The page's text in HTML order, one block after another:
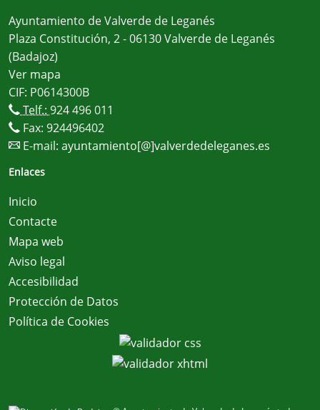
Ayuntamiento de Valverde de Leganés
Plaza Constitución, 2 - 06130 Valverde de Leganés
(Badajoz)
Ver mapa
CIF: P0614300B
Telf.: 924 496 011
Fax: 924496402
E-mail: ayuntamiento[@]valverdedeleganes.es
Enlaces
Inicio
Contacte
Mapa web
Aviso legal
Accesibilidad
Protección de Datos
Política de Cookies